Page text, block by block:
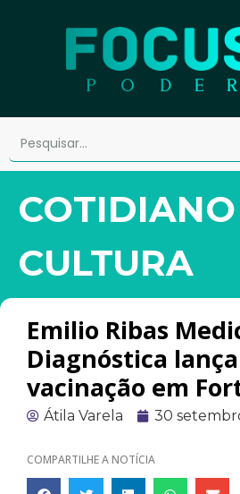
CULTURA
Emilio Ribas
Diagnóstica
vacinação em
Átila Varela 30
COMPARTILHE A NOTÍCIA